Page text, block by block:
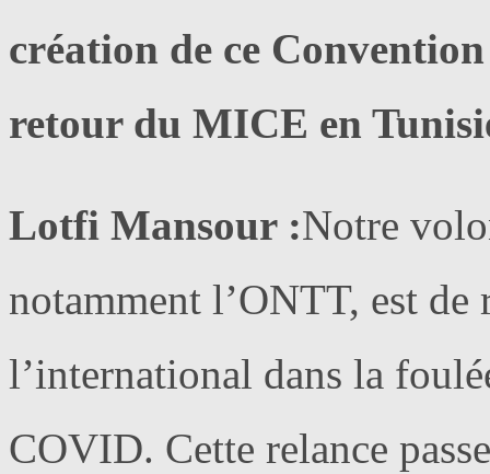
création de ce
retour du MICE en
Lotfi Mansour :Notre
notamment l’ONTT, est
l’international dans la
COVID. Cette relance